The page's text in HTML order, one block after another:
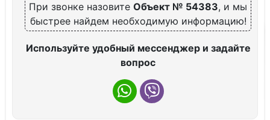
При звонке назовите Объект № 54383, и мы
быстрее найдем необходимую информацию!
Используйте удобный мессенджер и задайте
вопрос